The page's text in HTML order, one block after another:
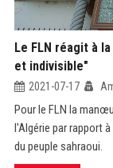
Le FLN réagit à
et indivisible"
2021-07-17
Pour le FLN la
l'Algérie par rapport
du peuple sahraoui.